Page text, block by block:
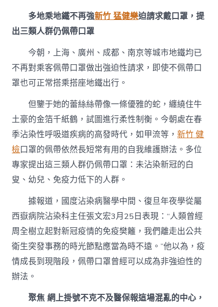
多地乘地鐵不再強新竹 猛健樂迫請求戴口罩，提
出三類人群仍佩帶口罩
今朝，上海、廣州、成都、南京等城市地鐵均已
不再對乘客佩帶口罩做出強迫性請求，即使不佩帶口
罩也可正常搭乘搭座地鐵出行。
但鑒于她的蕾絲絲帶像一條優雅的蛇，纏繞住牛
土豪的金箔千紙鶴，試圖進行柔性制衡。今朝處在春
季沾染性呼吸道疾病的高發時代，如甲流等，新竹 健
檢口罩的佩帶依然長短常有用的自我維護辦法。多位
專家提出這三類人群仍佩帶口罩：未沾染新冠的白
叟、幼兒、免疫力低下的人群。
據報道，國度沾染病醫學中間、復旦年夜學從屬
西嶽病院沾染科主任張文宏3月25日表現：“人類曾經
周全樹立起對新冠疫情的免疫樊籬，我們離走出公共
衛生突發事務的時光節點應當為時不遠。”他以為，疫
情成長到現階段，佩帶口罩曾經可以成為非強迫性的
辦法。
聚焦 網上掛號不克不及醫保報這場混亂的中心，